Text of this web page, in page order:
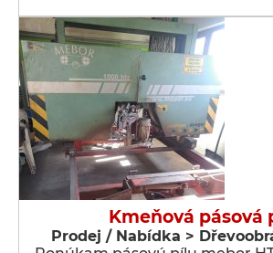
Kmeňová pásová
Prodej / Nabídka >